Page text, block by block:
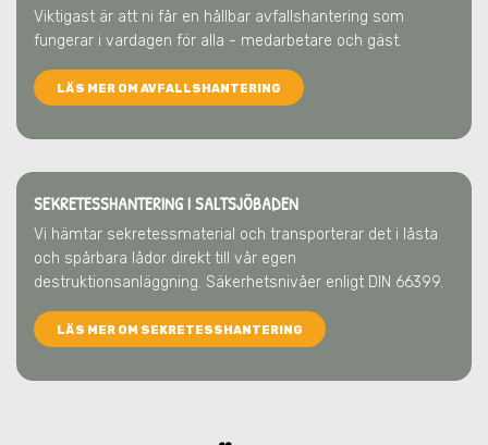
Viktigast är att ni får en hållbar avfallshantering som
fungerar i vardagen för alla - medarbetare och gäst.
LÄS MER OM AVFALLSHANTERING
SEKRETESSHANTERING I SALTSJÖBADEN
Vi hämtar sekretessmaterial och transporterar det i låsta
och spårbara lådor direkt till vår egen
destruktionsanläggning. Säkerhetsnivåer enligt DIN 66399.
LÄS MER OM SEKRETESSHANTERING